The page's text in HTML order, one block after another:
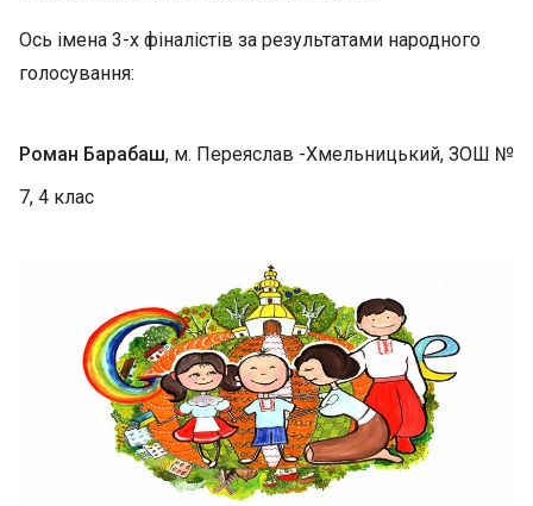
Ось імена 3-х фіналістів за результатами народного
голосування:
Роман Барабаш, м. Переяслав -Хмельницький, ЗОШ №
7, 4 клас